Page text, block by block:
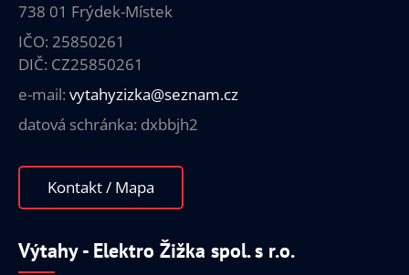
738 01 Frýdek-Místek
IČO: 25850261
DIČ: CZ25850261
e-mail: vytahyzizka@seznam.cz
datová schránka: dxbbjh2
Kontakt / Mapa
Výtahy - Elektro Žižka spol. s r.o.